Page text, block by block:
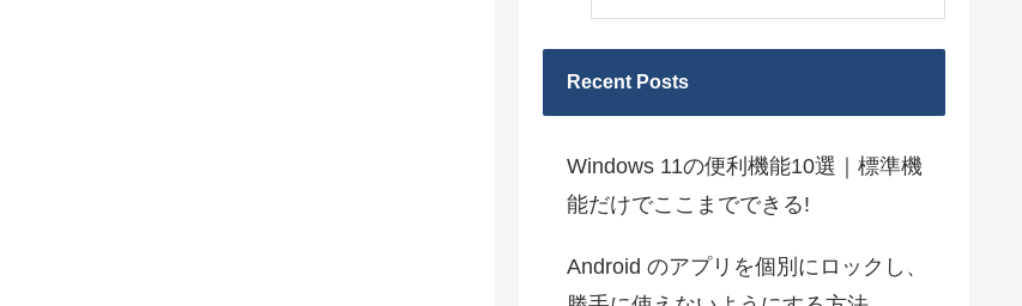
Recent Posts
Windows 11の便利機能10選｜標準機
能だけでここまでできる!
Android のアプリを個別にロックし、